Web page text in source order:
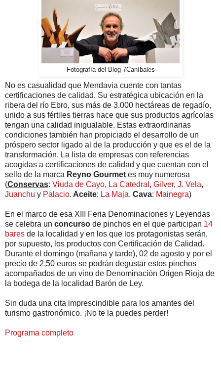
Fotografía del Blog 7Caníbales
No es casualidad que Mendavia cuente con tantas
certificaciones de calidad. Su estratégica ubicación en la
ribera del río Ebro, sus más de 3.000 hectáreas de regadío,
unido a sus fértiles tierras hace que sus productos agrícolas
tengan una calidad inigualable. Estas extraordinarias
condiciones también han propiciado el desarrollo de un
próspero sector ligado al de la producción y que es el de la
transformación. La lista de empresas con referencias
acogidas a certificaciones de calidad y que cuentan con el
sello de la marca Reyno Gourmet es muy numerosa
(Conservas: Viuda de Cayo, La Catedral , Gilver, J. Vela,
Juanchu y Palacio. Aceite: La Maja. Cava: Mainegra)
En el marco de esa XIII Feria Denominaciones y Leyendas
se celebra un concurso de pinchos en el que participan 14
bares de la localidad y en los que los protagonistas serán,
por supuesto, los productos con Certificación de Calidad.
Durante el domingo (mañana y tarde), 02 de agosto y por el
precio de 2,50 euros se podrán degustar estos pinchos
acompañados de un vino de Denominación Origen Rioja de
la bodega de la localidad Barón de Ley.
Sin duda una cita imprescindible para los amantes del
turismo gastronómico. ¡No te la puedes perder!
Programa completo